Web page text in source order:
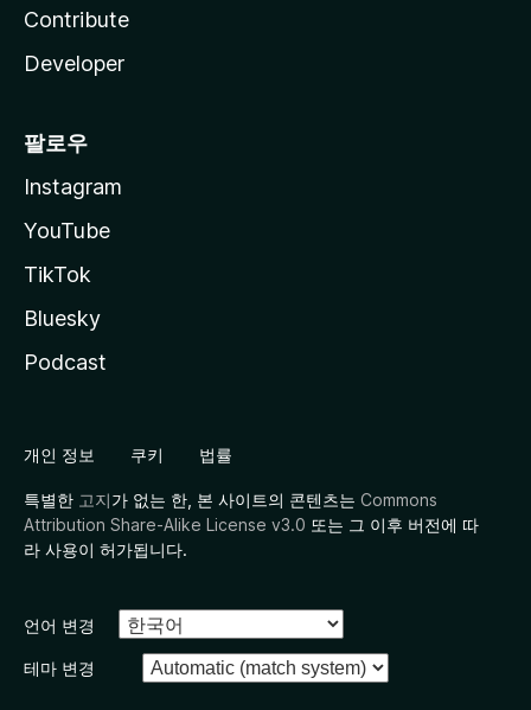
Contribute
Developer
팔로우
Instagram
YouTube
TikTok
Bluesky
Podcast
개인 정보 쿠키 법률
특별한 고지가 없는 한, 본 사이트의 콘텐츠는 Commons
Attribution Share-Alike License v3.0 또는 그 이후 버전에 따
라 사용이 허가됩니다.
언어 변경
테마 변경